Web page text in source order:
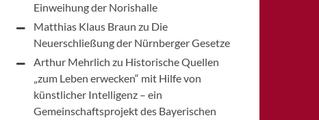
Einweihung der Norishalle
Matthias Klaus Braun zu Die
Neuerschließung der Nürnberger Gesetze
Arthur Mehrlich zu Historische Quellen
„zum Leben erwecken“ mit Hilfe von
künstlicher Intelligenz – ein
Gemeinschaftsprojekt des Bayerischen